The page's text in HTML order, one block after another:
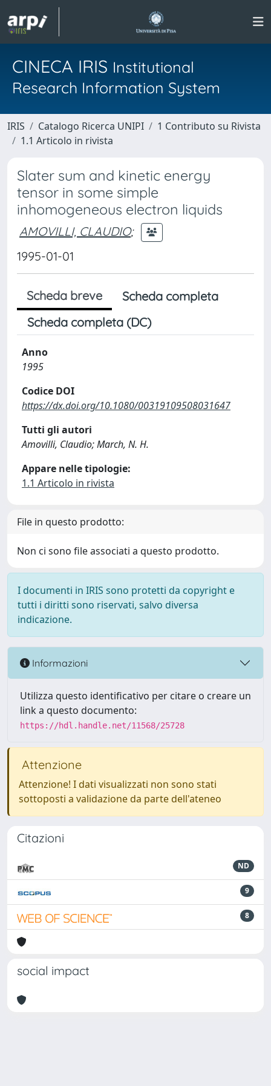
CINECA IRIS Institutional
Research Information System
IRIS Catalogo Ricerca UNIPI
1 Contributo su Rivista
1.1 Articolo in rivista
Slater sum and kinetic energy
tensor in some simple
inhomogeneous electron liquids
AMOVILLI, CLAUDIO;
1995-01-01
Scheda breve
Scheda completa
Scheda completa (DC)
Anno
1995
Codice DOI
https://dx.doi.org/10.1080/00319109508031647
Tutti gli autori
Amovilli, Claudio; March, N. H.
Appare nelle tipologie:
1.1 Articolo in rivista
File in questo prodotto:
Non ci sono file associati a questo prodotto.
I documenti in IRIS sono protetti da copyright e
tutti i diritti sono riservati, salvo diversa
indicazione.
Informazioni
Utilizza questo identificativo per citare o creare un
link a questo documento:
https://hdl.handle.net/11568/25728
Attenzione
Attenzione! I dati visualizzati non sono stati
sottoposti a validazione da parte dell'ateneo
Citazioni
ND
9
8
social impact